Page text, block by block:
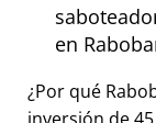
en
¿Por qué